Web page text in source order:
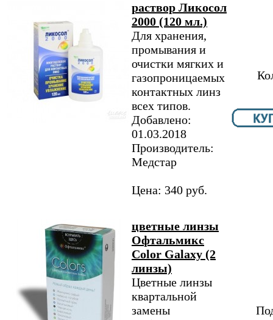
раствор Ликосол
2000 (120 мл.)
Для хранения,
промывания и
очистки мягких и
газопроницаемых
контактных линз
всех типов.
Добавлено:
01.03.2018
Производитель:
Медстар
Цена: 340 руб.
цветные линзы
Офтальмикс
Color Galaxy (2
линзы)
Цветные линзы
квартальной
замены